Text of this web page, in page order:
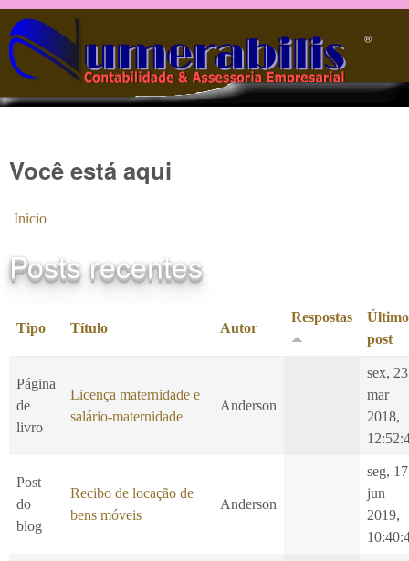
Pular para o conteúdo principal
®️
Você está aqui
Início
Posts recentes
Tipo Título Autor
Respostas
Último
post
Página
de
livro
Licença maternidade e
salário-maternidade
Anderson
sex, 23
mar
2018,
Post
do
blog
Recibo de locação de
bens móveis
Anderson
seg, 17
jun
2019,